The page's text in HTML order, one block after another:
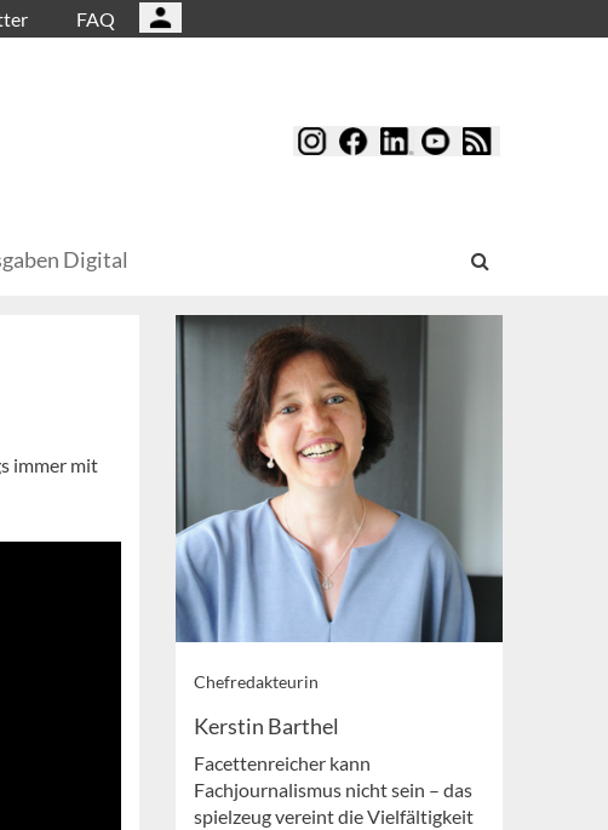
FAQ
Digital
immer mit
Chefredakteurin
Kerstin Barthel
Facettenreicher kann
Fachjournalismus nicht sein – das
spielzeug vereint die Vielfältigkeit